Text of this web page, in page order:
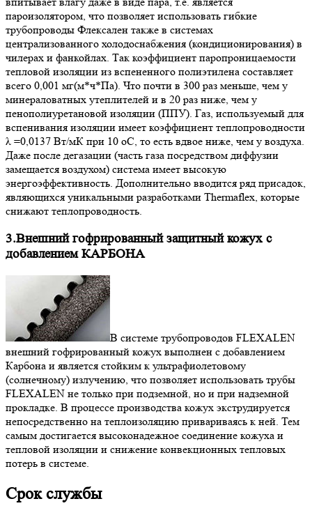
пароизолятором, что позволяет использовать гибкие
трубопроводы Флексален также в системах
централизованного холодоснабжения (кондиционирования) в
чилерах и фанкойлах. Так коэффициент паропроницаемости
тепловой изоляции из вспененного полиэтилена составляет
всего 0,001 мг(м*ч*Па). Что почти в 300 раз меньше, чем у
минераловатных утеплителей и в 20 раз ниже, чем у
пенополиуретановой изоляции (ППУ). Газ, используемый для
вспенивания изоляции имеет коэффициент теплопроводности
λ =0,0137 Вт/мК при 10 оС, то есть вдвое ниже, чем у воздуха.
Даже после дегазации (часть газа посредством диффузии
замещается воздухом) система имеет высокую
энергоэффективность. Дополнительно вводится ряд присадок,
являющихся уникальными разработками Thermaflex, которые
снижают теплопроводность.
3.Внешний гофрированный защитный кожух с
добавлением КАРБОНА
В системе трубопроводов FLEXALEN
внешний гофрированный кожух выполнен с добавлением
Карбона и является стойким к ультрафиолетовому
(солнечному) излучению, что позволяет использовать трубы
FLEXALEN не только при подземной, но и при надземной
прокладке. В процессе производства кожух экструдируется
непосредственно на теплоизоляцию привариваясь к ней. Тем
самым достигается высоконадежное соединение кожуха и
тепловой изоляции и снижение конвекционных тепловых
потерь в системе.
Срок службы